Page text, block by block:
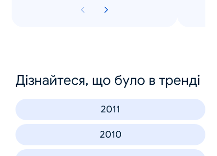
Дізнайтеся, що було в тренді
2011
2010